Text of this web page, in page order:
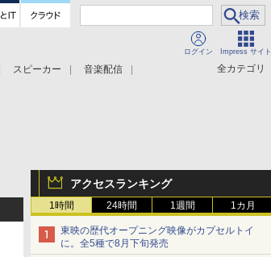
ログイン Impress サイト
全カテゴリ
スピーカー
音楽配信
アクセスランキング
1時間 24時間 1週間 1カ月
東映の歴代オープニング映像がカプセルトイ
に。全5種で8月下旬発売